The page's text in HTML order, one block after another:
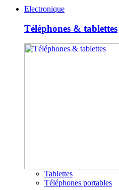
Electronique
Téléphones & tablettes
Tablettes
Téléphones portables